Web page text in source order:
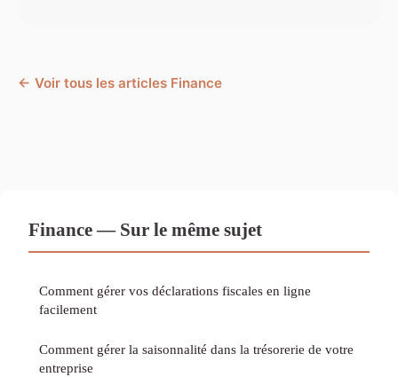
← Voir tous les articles Finance
Finance — Sur le même sujet
Comment gérer vos déclarations fiscales en ligne
facilement
Comment gérer la saisonnalité dans la trésorerie de votre
entreprise